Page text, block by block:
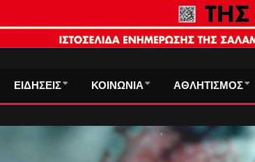
ΕΙΔΗΣΕΙΣ ΚΟΙΝΩΝΙΑ ΑΘΛΗΤΙΣΜΟΣ